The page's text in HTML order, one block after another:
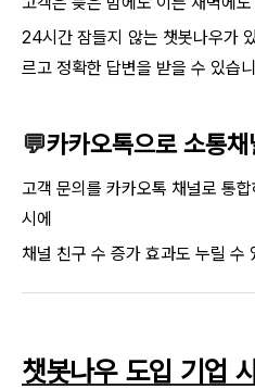
24시간 잠들지 않는 챗봇나우가
르고 정확한 답변을 받을 수 있습
💬카카오톡으로 소통
고객 문의를 카카오톡 채널로 통
시에
채널 친구 수 증가 효과도 누릴 수
챗봇나우 도입 기업